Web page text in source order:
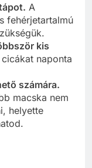
A
fehérjetartalmú
kis
naponta
számára.
macska nem
helyette